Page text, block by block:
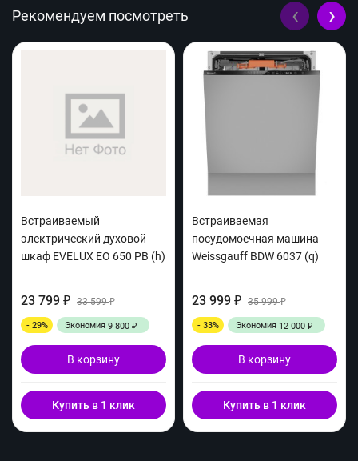
Рекомендуем посмотреть
Встраиваемый
электрический духовой
шкаф EVELUX EO 650 PB (h)
23 799 ₽ 33 599₽
- 29% Экономия 9 800 ₽
В корзину
Купить в 1 клик
Встраиваемая
посудомоечная машина
Weissgauff BDW 6037 (q)
23 999 ₽ 35 999₽
- 33% Экономия 12 000 ₽
В корзину
Купить в 1 клик
‹ ›